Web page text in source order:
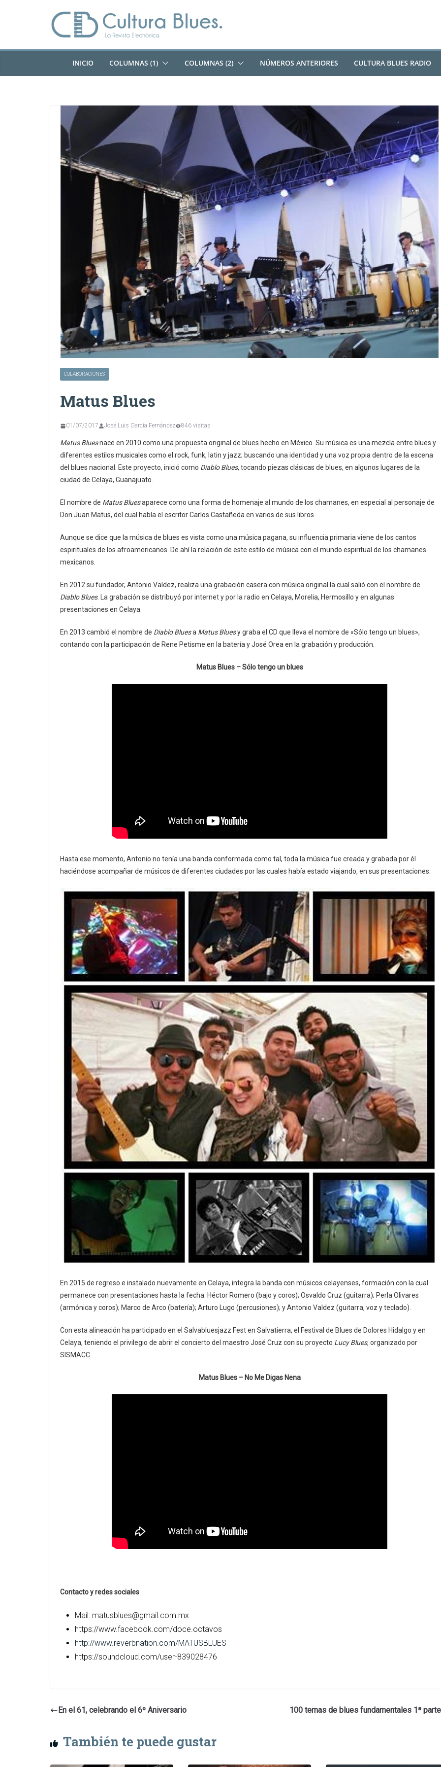
INICIO COLUMNAS (1) COLUMNAS (2) NÚMEROS ANTERIORES CULTURA BLUES RADIO
COLABORACIONES
Matus Blues
01/07/2017 José Luis García Fernández 846 visitas
Matus Bluesnace en 2010 como una propuesta original de blues hecho en México. Su música es una mezcla entre blues y
diferentes estilos musicales como el rock, funk, latin y jazz; buscando una identidad y una voz propia dentro de la escena
del blues nacional. Este proyecto, inició como Diablo Blues, tocando piezas clásicas de blues, en algunos lugares de la
ciudad de Celaya, Guanajuato.
El nombre de Matus Bluesaparece como una forma de homenaje al mundo de los chamanes, en especial al personaje de
Don Juan Matus, del cual habla el escritor Carlos Castañeda en varios de sus libros.
Aunque se dice que la música de blues es vista como una música pagana, su influencia primaria viene de los cantos
espirituales de los afroamericanos. De ahí la relación de este estilo de música con el mundo espiritual de los chamanes
mexicanos.
En 2012 su fundador, Antonio Valdez, realiza una grabación casera con música original la cual salió con el nombre de
Diablo Blues. La grabación se distribuyó por internet y por la radio en Celaya, Morelia, Hermosillo y en algunas
presentaciones en Celaya.
En 2013 cambió el nombre de Diablo Bluesa Matus Bluesy graba el CD que lleva el nombre de «Sólo tengo un blues»,
contando con la participación de Rene Petisme en la batería y José Orea en la grabación y producción.
Matus Blues – Sólo tengo un blues
Hasta ese momento, Antonio no tenía una banda conformada como tal, toda la música fue creada y grabada por él
haciéndose acompañar de músicos de diferentes ciudades por las cuales había estado viajando, en sus presentaciones.
En 2015 de regreso e instalado nuevamente en Celaya, integra la banda con músicos celayenses, formación con la cual
permanece con presentaciones hasta la fecha: Héctor Romero (bajo y coros); Osvaldo Cruz (guitarra); Perla Olivares
(armónica y coros); Marco de Arco (batería); Arturo Lugo (percusiones); y Antonio Valdez (guitarra, voz y teclado).
Con esta alineación ha participado en el Salvabluesjazz Fest en Salvatierra, el Festival de Blues de Dolores Hidalgo y en
Celaya, teniendo el privilegio de abrir el concierto del maestro José Cruz con su proyecto Lucy Blues, organizado por
SISMACC.
Matus Blues – No Me Digas Nena
Contacto y redes sociales
Mail: matusblues@gmail.com.mx
https://www.facebook.com/doce.octavos
http://www.reverbnation.com/MATUSBLUES
https://soundcloud.com/user-839028476
En el 61, celebrando el 6º Aniversario 100 temas de blues fundamentales 1ª parte
También te puede gustar